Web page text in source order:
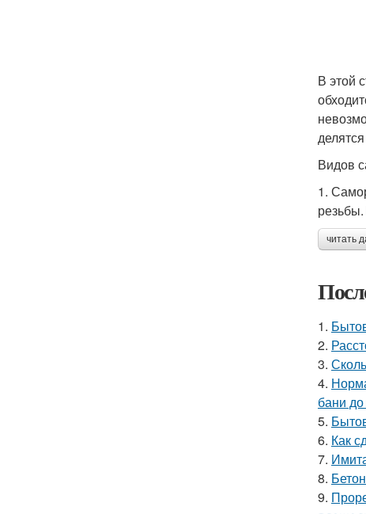
В этой
Видов
1.
читать
1.
2.
3.
4.
бани
5.
6. Как
7.
8.
9.